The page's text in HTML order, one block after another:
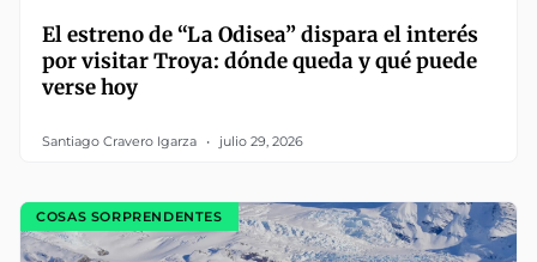
El estreno de “La Odisea” dispara el interés
por visitar Troya: dónde queda y qué puede
verse hoy
Santiago Cravero Igarza julio 29, 2026
COSAS SORPRENDENTES